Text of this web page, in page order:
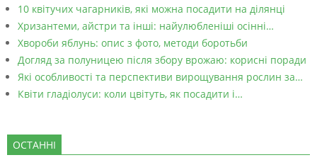
10 квітучих чагарників, які можна посадити на ділянці
Хризантеми, айстри та інші: найулюбленіші осінні…
Хвороби яблунь: опис з фото, методи боротьби
Догляд за полуницею після збору врожаю: корисні поради
Які особливості та перспективи вирощування рослин за…
Квіти гладіолуси: коли цвітуть, як посадити і…
ОСТАННІ